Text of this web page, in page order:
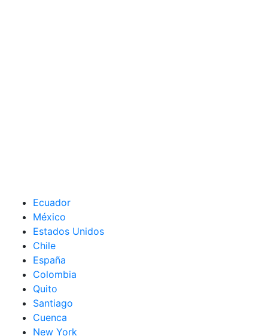
Ecuador
México
Estados Unidos
Chile
España
Colombia
Quito
Santiago
Cuenca
New York